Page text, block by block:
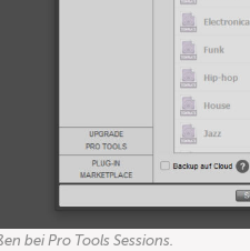
bei Pro Tools Sessions.